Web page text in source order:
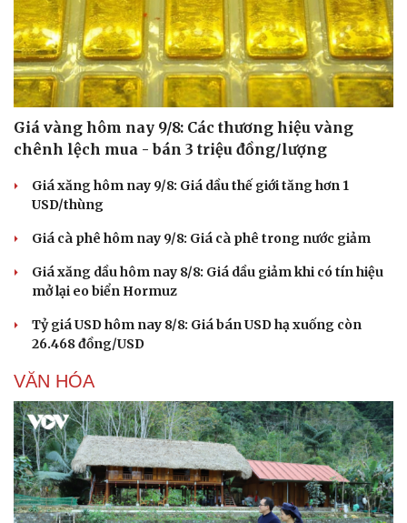
Giá vàng hôm nay 9/8: Các thương hiệu vàng
chênh lệch mua - bán 3 triệu đồng/lượng
Giá xăng hôm nay 9/8: Giá dầu thế giới tăng hơn 1
USD/thùng
Giá cà phê hôm nay 9/8: Giá cà phê trong nước giảm
Giá xăng dầu hôm nay 8/8: Giá dầu giảm khi có tín hiệu
mở lại eo biển Hormuz
Tỷ giá USD hôm nay 8/8: Giá bán USD hạ xuống còn
26.468 đồng/USD
VĂN HÓA